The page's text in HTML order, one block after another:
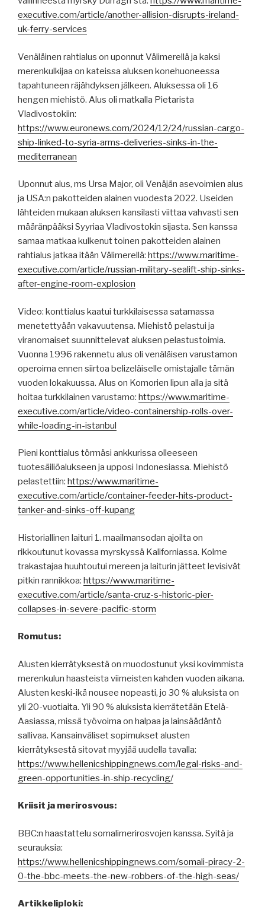
executive.com/article/another-allision-disrupts-ireland-
uk-ferry-services
Venäläinen rahtialus on uponnut Välimerellä ja kaksi
merenkulkijaa on kateissa aluksen konehuoneessa
tapahtuneen räjähdyksen jälkeen. Aluksessa oli 16
hengen miehistö. Alus oli matkalla Pietarista
Vladivostokiin:
https://www.euronews.com/2024/12/24/russian-cargo-
ship-linked-to-syria-arms-deliveries-sinks-in-the-
mediterranean
Uponnut alus, ms Ursa Major, oli Venäjän asevoimien alus
ja USA:n pakotteiden alainen vuodesta 2022. Useiden
lähteiden mukaan aluksen kansilasti viittaa vahvasti sen
määränpääksi Syyriaa Vladivostokin sijasta. Sen kanssa
samaa matkaa kulkenut toinen pakotteiden alainen
rahtialus jatkaa itään Välimerellä: https://www.maritime-
executive.com/article/russian-military-sealift-ship-sinks-
after-engine-room-explosion
Video: konttialus kaatui turkkilaisessa satamassa
menetettyään vakavuutensa. Miehistö pelastui ja
viranomaiset suunnittelevat aluksen pelastustoimia.
Vuonna 1996 rakennetu alus oli venäläisen varustamon
operoima ennen siirtoa belizeläiselle omistajalle tämän
vuoden lokakuussa. Alus on Komorien lipun alla ja sitä
hoitaa turkkilainen varustamo: https://www.maritime-
executive.com/article/video-containership-rolls-over-
while-loading-in-istanbul
Pieni konttialus törmäsi ankkurissa olleeseen
tuotesäiliöalukseen ja upposi Indonesiassa. Miehistö
pelastettiin: https://www.maritime-
executive.com/article/container-feeder-hits-product-
tanker-and-sinks-off-kupang
Historiallinen laituri 1. maailmansodan ajoilta on
rikkoutunut kovassa myrskyssä Kaliforniassa. Kolme
trakastajaa huuhtoutui mereen ja laiturin jätteet levisivät
pitkin rannikkoa: https://www.maritime-
executive.com/article/santa-cruz-s-historic-pier-
collapses-in-severe-pacific-storm
Romutus:
Alusten kierrätyksestä on muodostunut yksi kovimmista
merenkulun haasteista viimeisten kahden vuoden aikana.
Alusten keski-ikä nousee nopeasti, jo 30 % aluksista on
yli 20-vuotiaita. Yli 90 % aluksista kierrätetään Etelä-
Aasiassa, missä työvoima on halpaa ja lainsäädäntö
sallivaa. Kansainväliset sopimukset alusten
kierrätyksestä sitovat myyjää uudella tavalla:
https://www.hellenicshippingnews.com/legal-risks-and-
green-opportunities-in-ship-recycling/
Kriisit ja merirosvous:
BBC:n haastattelu somalimerirosvojen kanssa. Syitä ja
seurauksia:
https://www.hellenicshippingnews.com/somali-piracy-2-
0-the-bbc-meets-the-new-robbers-of-the-high-seas/
Artikkeliploki: